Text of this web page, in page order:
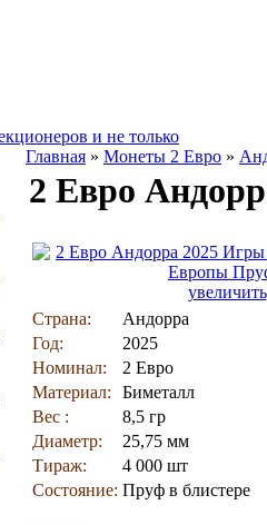
Главная » Монеты 2 Евро »
2 Евро
увеличить
Страна:
Андорра
Год:
2025
Номинал:
2 Евро
Материал:
Биметалл
Вес :
8,5 гр
Диаметр:
25,75 мм
Тираж:
4 000 шт
Состояние: Пруф в блистере